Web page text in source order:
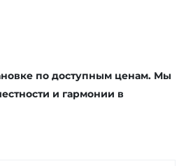
по доступным ценам. Мы
и гармонии в